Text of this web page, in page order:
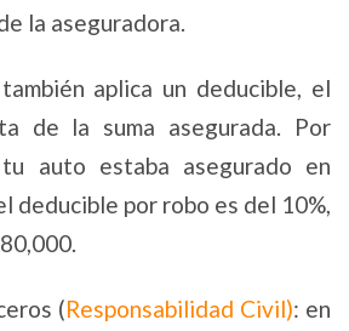
la aseguradora.
aplica un deducible, el
de la suma asegurada. Por
auto estaba asegurado en
deducible por robo es del 10%,
(Responsabilidad Civil): en